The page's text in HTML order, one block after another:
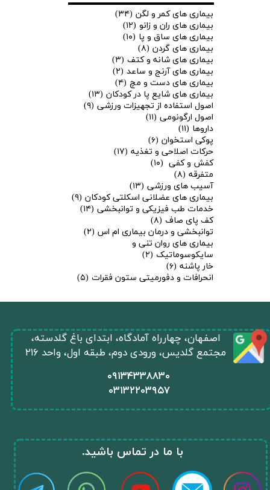
بیماری های کمر و لگن (۳۴)
بیماری های ران و زانو (۱۲)
بیماری های ساق و پا (۱۰)
بیماری های گردن (۸)
بیماری های شانه و کتف (۳)
بیماری های آرنج و ساعد (۲)
بیماری های دست و مچ (۴)
بیماری های شایع پا در کودکان (۱۳)
اصول استفاده از تجهیزات ورزشی (۹)
اصول ارگونومی (۱۱)
داروها (۱۱)
پوکی استخوان (۶)
حرکات اصلاحی و تغذیه (۱۷)
کفش و کفی (۱۰)
متفرقه (۸)
آسیب های ورزشی (۱۳)
بیماری های عضلانی اسکلتی کودکان (۹)
خدمات طب فیزیکی و توانبخشی (۱۴)
کف پای صاف (۸)
توانبخشی و درمان بیماری ام اس (۲)
بیماری های روان تنی و
سایکوسوماتیک (۲)
خار پاشنه (۶)
انحرافات و دفورمیتی ستون فقرات (۵)
​۰۹۱۳۴۳۳۸۸۳۰
۰۳۱۳۲۲۰۳۹۵۷
​اصفهان، چهارراه آمادگاه، ابتدای باغ گلدسته،
مجتمع گلدیس، ورودی دوم، طبقه اول، واحد ۲۱۶
​با ما در تماس باشید.​​​​​​​